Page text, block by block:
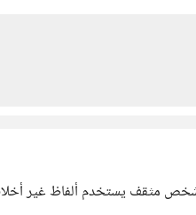
شخص مثقف يستخدم ألفاظ غير